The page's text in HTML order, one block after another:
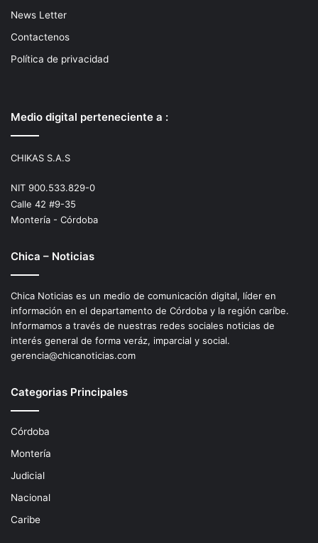
News Letter
Contactenos
Política de privacidad
Medio digital perteneciente a :
CHIKAS S.A.S
NIT 900.533.829-0
Calle 42 #9-35
Montería - Córdoba
Chica – Noticias
Chica Noticias es un medio de comunicación digital, líder en
información en el departamento de Córdoba y la región caríbe.
Informamos a través de nuestras redes sociales noticias de
interés general de forma veráz, imparcial y social.
gerencia@chicanoticias.com
Categorias Principales
Córdoba
Montería
Judicial
Nacional
Caribe